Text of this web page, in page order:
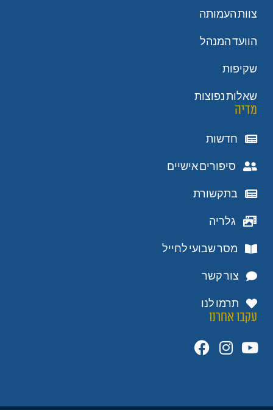
צוות העמותה
הוועד המנהל
שקיפות
שאלות נפוצות
מדיה
חדשות
סיפורים אישיים
בתקשורת
גלריה
מסר שבועי לחייל
צור קשר
תרמו לנו
עקבו אחרנו